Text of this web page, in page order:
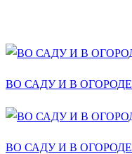
ВО САДУ И В ОГОРОДЕ
ВО САДУ И В ОГОРОДЕ